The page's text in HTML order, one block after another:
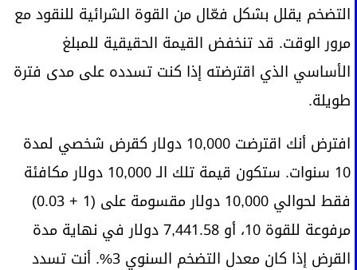
التضخم يقلل بشكل فعّال من القوة الشرائية للنقود مع
مرور الوقت. قد تنخفض القيمة الحقيقية للمبلغ
الأساسي الذي اقترضته إذا كنت تسدده على مدى فترة
طويلة.
افترض أنك اقترضت 10,000 دولار كقرض شخصي لمدة
10 سنوات. ستكون قيمة تلك الـ 10,000 دولار مكافئة
فقط لحوالي 10,000 دولار مقسومة على (1 + 0.03)
مرفوعة للقوة 10، أو 7,441.58 دولار في نهاية مدة
القرض إذا كان معدل التضخم السنوي 3%. أنت تسدد